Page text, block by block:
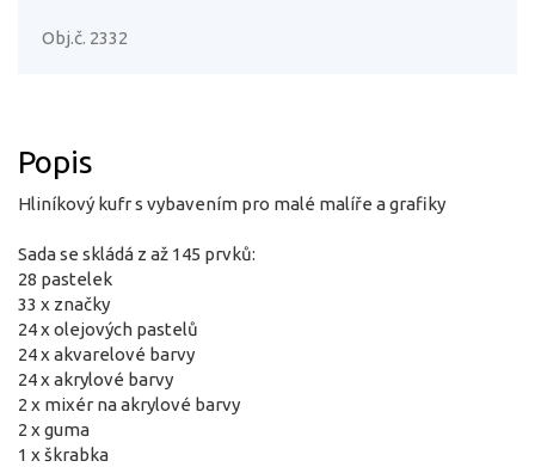
Obj.č. 2332
Popis
Hliníkový kufr s vybavením pro malé malíře a grafiky
Sada se skládá z až 145 prvků:
28 pastelek
33 x značky
24 x olejových pastelů
24 x akvarelové barvy
24 x akrylové barvy
2 x mixér na akrylové barvy
2 x guma
1 x škrabka